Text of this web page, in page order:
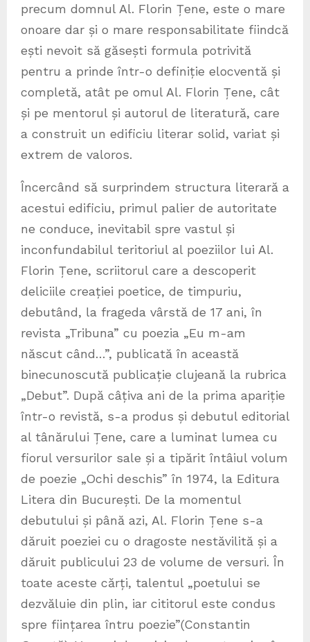
precum domnul Al. Florin Țene, este o mare
onoare dar și o mare responsabilitate fiindcă
ești nevoit să găsești formula potrivită
pentru a prinde într-o definiție elocventă și
completă, atât pe omul Al. Florin Țene, cât
și pe mentorul și autorul de literatură, care
a construit un edificiu literar solid, variat și
extrem de valoros.
Încercând să surprindem structura literară a
acestui edificiu, primul palier de autoritate
ne conduce, inevitabil spre vastul și
inconfundabilul teritoriul al poeziilor lui Al.
Florin Țene, scriitorul care a descoperit
deliciile creației poetice, de timpuriu,
debutând, la frageda vârstă de 17 ani, în
revista „Tribuna” cu poezia „Eu m-am
născut când…”, publicată în această
binecunoscută publicație clujeană la rubrica
„Debut”. După câțiva ani de la prima apariție
într-o revistă, s-a produs și debutul editorial
al tânărului Țene, care a luminat lumea cu
fiorul versurilor sale și a tipărit întâiul volum
de poezie „Ochi deschis” în 1974, la Editura
Litera din București. De la momentul
debutului și până azi, Al. Florin Țene s-a
dăruit poeziei cu o dragoste nestăvilită și a
dăruit publicului 23 de volume de versuri. În
toate aceste cărți, talentul „poetului se
dezvăluie din plin, iar cititorul este condus
spre ființarea întru poezie”(Constantin